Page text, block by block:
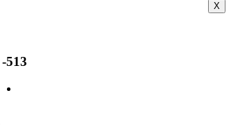
X
513- باب لا يبدأ أهل الذمة بالسلام